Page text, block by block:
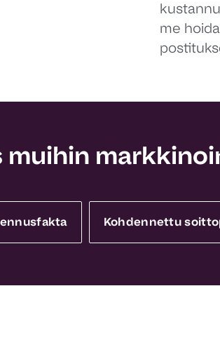
me
muihin
Kohdennettu